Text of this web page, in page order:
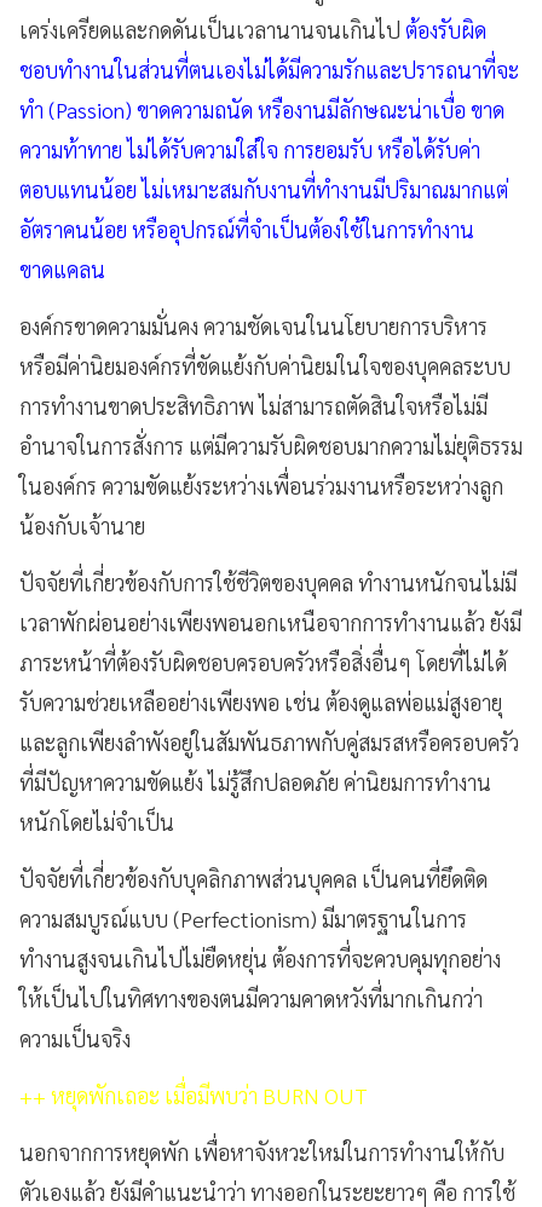
เคร่งเครียดและกดดันเป็นเวลานานจนเกินไป ต้องรับผิด
ชอบทำงานในส่วนที่ตนเองไม่ได้มีความรักและปรารถนาที่จะ
ทำ (Passion) ขาดความถนัด หรืองานมีลักษณะน่าเบื่อ ขาด
ความท้าทาย ไม่ได้รับความใส่ใจ การยอมรับ หรือได้รับค่า
ตอบแทนน้อย ไม่เหมาะสมกับงานที่ทำงานมีปริมาณมากแต่
อัตราคนน้อย หรืออุปกรณ์ที่จำเป็นต้องใช้ในการทำงาน
ขาดแคลน
องค์กรขาดความมั่นคง ความชัดเจนในนโยบายการบริหาร
หรือมีค่านิยมองค์กรที่ขัดแย้งกับค่านิยมในใจของบุคคลระบบ
การทำงานขาดประสิทธิภาพ ไม่สามารถตัดสินใจหรือไม่มี
อำนาจในการสั่งการ แต่มีความรับผิดชอบมากความไม่ยุติธรรม
ในองค์กร ความขัดแย้งระหว่างเพื่อนร่วมงานหรือระหว่างลูก
น้องกับเจ้านาย
ปัจจัยที่เกี่ยวข้องกับการใช้ชีวิตของบุคคล ทำงานหนักจนไม่มี
เวลาพักผ่อนอย่างเพียงพอนอกเหนือจากการทำงานแล้ว ยังมี
ภาระหน้าที่ต้องรับผิดชอบครอบครัวหรือสิ่งอื่นๆ โดยที่ไม่ได้
รับความช่วยเหลืออย่างเพียงพอ เช่น ต้องดูแลพ่อแม่สูงอายุ
และลูกเพียงลำพังอยู่ในสัมพันธภาพกับคู่สมรสหรือครอบครัว
ที่มีปัญหาความขัดแย้ง ไม่รู้สึกปลอดภัย ค่านิยมการทำงาน
หนักโดยไม่จำเป็น
ปัจจัยที่เกี่ยวข้องกับบุคลิกภาพส่วนบุคคล เป็นคนที่ยึดติด
ความสมบูรณ์แบบ (Perfectionism) มีมาตรฐานในการ
ทำงานสูงจนเกินไปไม่ยืดหยุ่น ต้องการที่จะควบคุมทุกอย่าง
ให้เป็นไปในทิศทางของตนมีความคาดหวังที่มากเกินกว่า
ความเป็นจริง
++ หยุดพักเถอะ เมื่อมีพบว่า BURN OUT
นอกจากการหยุดพัก เพื่อหาจังหวะใหม่ในการทำงานให้กับ
ตัวเองแล้ว ยังมีคำแนะนำว่า ทางออกในระยะยาวๆ คือ การใช้